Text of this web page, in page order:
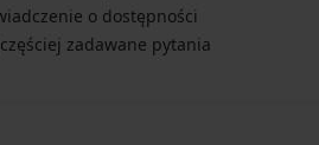
o dostępności
zadawane pytania